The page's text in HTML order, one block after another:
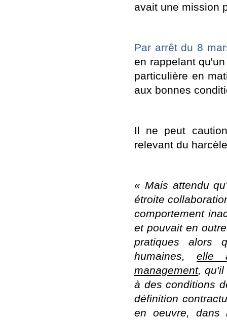
avait une mission
Par arrêt du 8
en rappelant
particulière en
aux bonnes
Il ne peut
relevant du
« Mais attendu
étroite
comportement
et pouvait en
pratiques alors
humaines, elle
management, qu'il
à des conditions
définition
en oeuvre, dans